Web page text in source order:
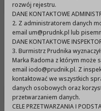
Urząd
rozwój rejestru.
DANE KONTAKTOWE
2. Z administratorem danych
email um@prudnk.pl lub
DANE KONTAKTOWE
3. Burmistrz Prudnika
Marka Radoma z którym może
email iodo@prudnik.pl. Z
kontaktować we wszystkich
danych osobowych oraz
przetwarzaniem danych.
CELE PRZETWARZANIA I